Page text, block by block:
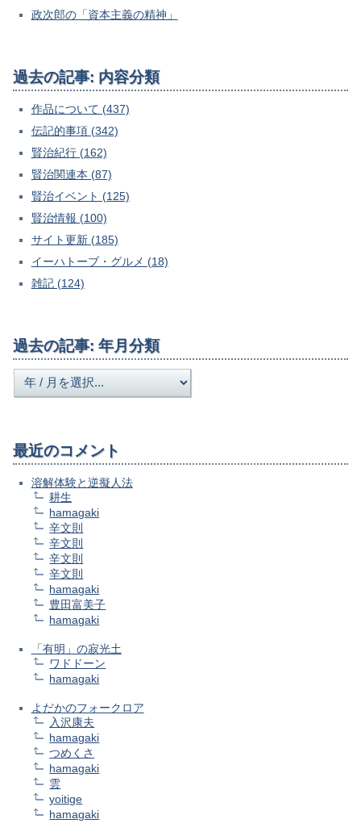
政次郎の「資本主義の精神」
過去の記事: 内容分類
作品について (437)
伝記的事項 (342)
賢治紀行 (162)
賢治関連本 (87)
賢治イベント (125)
賢治情報 (100)
サイト更新 (185)
イーハトーブ・グルメ (18)
雑記 (124)
過去の記事: 年月分類
最近のコメント
溶解体験と逆擬人法
耕生
hamagaki
辛文則
辛文則
辛文則
辛文則
hamagaki
豊田富美子
hamagaki
「有明」の寂光土
ワドドーン
hamagaki
よだかのフォークロア
入沢康夫
hamagaki
つめくさ
hamagaki
雲
yoitige
hamagaki